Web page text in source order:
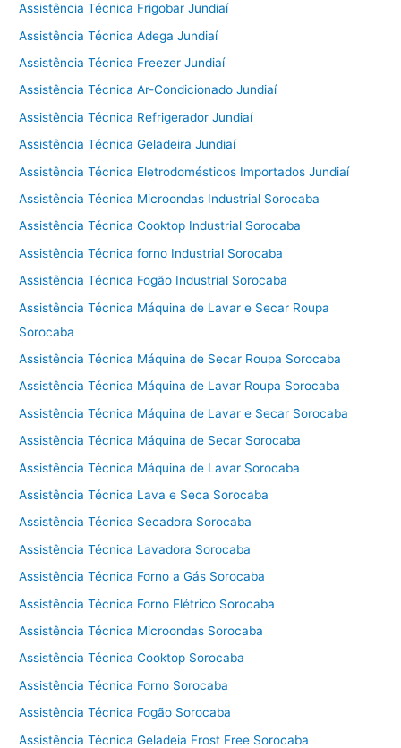
Assistência Técnica Frigobar Jundiaí
Assistência Técnica Adega Jundiaí
Assistência Técnica Freezer Jundiaí
Assistência Técnica Ar-Condicionado Jundiaí
Assistência Técnica Refrigerador Jundiaí
Assistência Técnica Geladeira Jundiaí
Assistência Técnica Eletrodomésticos Importados Jundiaí
Assistência Técnica Microondas Industrial Sorocaba
Assistência Técnica Cooktop Industrial Sorocaba
Assistência Técnica forno Industrial Sorocaba
Assistência Técnica Fogão Industrial Sorocaba
Assistência Técnica Máquina de Lavar e Secar Roupa
Sorocaba
Assistência Técnica Máquina de Secar Roupa Sorocaba
Assistência Técnica Máquina de Lavar Roupa Sorocaba
Assistência Técnica Máquina de Lavar e Secar Sorocaba
Assistência Técnica Máquina de Secar Sorocaba
Assistência Técnica Máquina de Lavar Sorocaba
Assistência Técnica Lava e Seca Sorocaba
Assistência Técnica Secadora Sorocaba
Assistência Técnica Lavadora Sorocaba
Assistência Técnica Forno a Gás Sorocaba
Assistência Técnica Forno Elétrico Sorocaba
Assistência Técnica Microondas Sorocaba
Assistência Técnica Cooktop Sorocaba
Assistência Técnica Forno Sorocaba
Assistência Técnica Fogão Sorocaba
Assistência Técnica Geladeia Frost Free Sorocaba